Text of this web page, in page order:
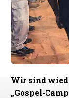
Wir sind
„Gospel-